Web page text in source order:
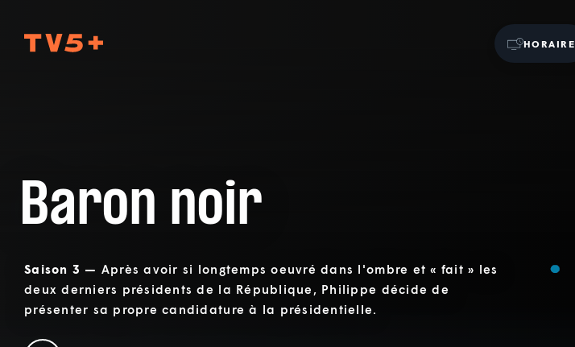
HORAIRE
Baron noir
Saison 3 — Après avoir si longtemps oeuvré dans l'ombre et « fait » les
deux derniers présidents de la République, Philippe décide de
présenter sa propre candidature à la présidentielle.